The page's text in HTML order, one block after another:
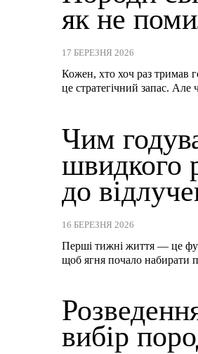
як не
17 БЕРЕЗНЯ 2026
Кожен, хто хоч раз тримав
це стратегічний запас. Але
Чим
швидкого
до
16 БЕРЕЗНЯ 2026
Перші тижні життя — це
щоб ягня почало набирати
вибір